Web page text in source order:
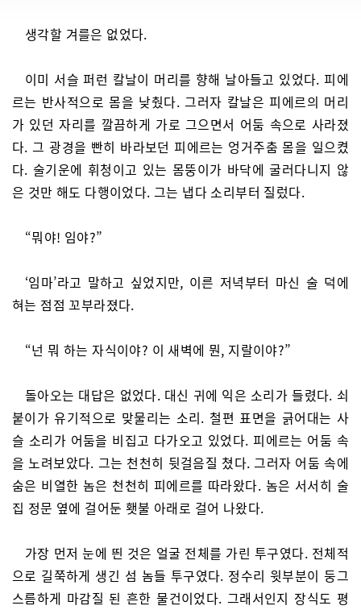
생각할 겨를은 없었다.
이미 서슬 퍼런 칼날이 머리를 향해 날아들고 있었다. 피에
르는 반사적으로 몸을 낮췄다. 그러자 칼날은 피에르의 머리
가 있던 자리를 깔끔하게 가로 그으면서 어둠 속으로 사라졌
다. 그 광경을 빤히 바라보던 피에르는 엉거주춤 몸을 일으켰
다. 술기운에 휘청이고 있는 몸뚱이가 바닥에 굴러다니지 않
은 것만 해도 다행이었다. 그는 냅다 소리부터 질렀다.
“뭐야! 임야?”
‘임마’라고 말하고 싶었지만, 이른 저녁부터 마신 술 덕에
혀는 점점 꼬부라졌다.
“넌 뭐 하는 자식이야? 이 새벽에 뭔, 지랄이야?”
돌아오는 대답은 없었다. 대신 귀에 익은 소리가 들렸다. 쇠
붙이가 유기적으로 맞물리는 소리. 철편 표면을 긁어대는 사
슬 소리가 어둠을 비집고 다가오고 있었다. 피에르는 어둠 속
을 노려보았다. 그는 천천히 뒷걸음질 쳤다. 그러자 어둠 속에
숨은 비열한 놈은 천천히 피에르를 따라왔다. 놈은 서서히 술
집 정문 옆에 걸어둔 횃불 아래로 걸어 나왔다.
가장 먼저 눈에 띈 것은 얼굴 전체를 가린 투구였다. 전체적
으로 길쭉하게 생긴 섬 놈들 투구였다. 정수리 윗부분이 둥그
스름하게 마감질 된 흔한 물건이었다. 그래서인지 장식도 평